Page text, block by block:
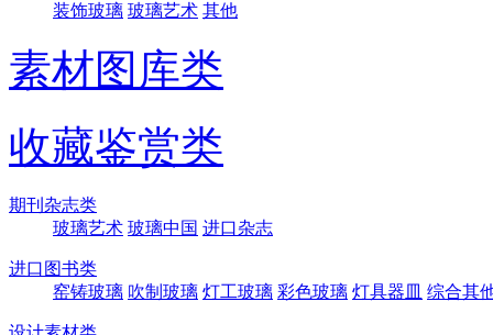
装饰玻璃 玻璃艺术 其他
素材图库类
收藏鉴赏类
期刊杂志类
玻璃艺术 玻璃中国 进口杂志
进口图书类
窑铸玻璃 吹制玻璃 灯工玻璃 彩色玻璃 灯具器皿 综合其